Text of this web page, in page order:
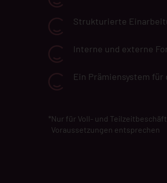
Strukturierte
Interne und externe
Ein Prämiensystem
*Nur für Voll- und
Voraussetzungen entsprechen